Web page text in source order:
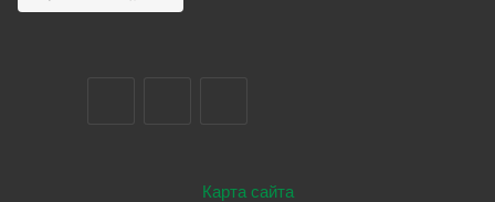
Карта сайта